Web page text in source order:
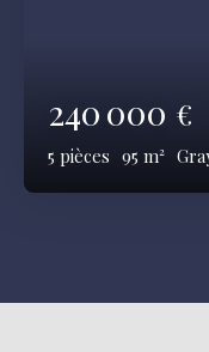
240 000 €
5 pièces 95 m²